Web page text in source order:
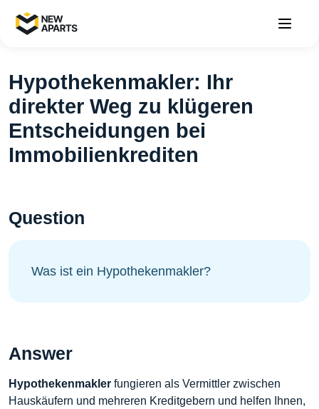
Hypothekenmakler: Ihr
direkter Weg zu klügeren
Entscheidungen bei
Immobilienkrediten
Question
Was ist ein Hypothekenmakler?
Answer
Hypothekenmakler fungieren als Vermittler zwischen
Hauskäufern und mehreren Kreditgebern und helfen Ihnen,